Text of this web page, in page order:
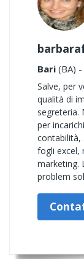
Bari (BA)
Salve, per
qualità di
segreteria.
per
contabilità,
fogli excel,
marketing.
problem